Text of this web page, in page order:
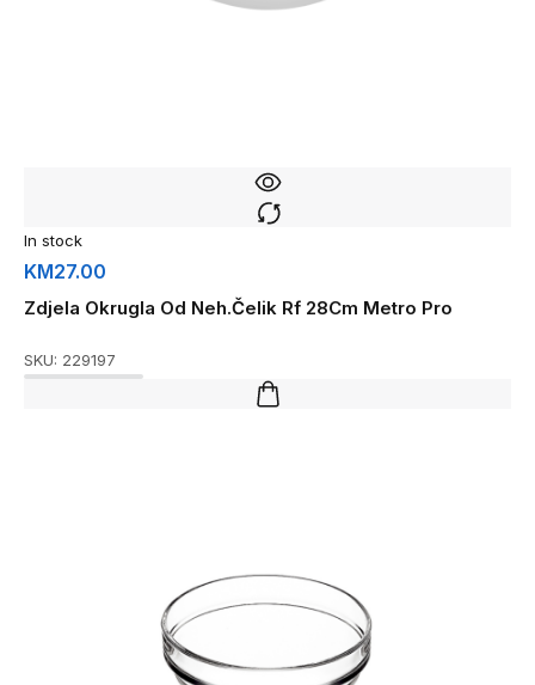
In stock
KM27.00
Zdjela Okrugla Od Neh.Čelik Rf 28Cm Metro Pro
SKU: 229197